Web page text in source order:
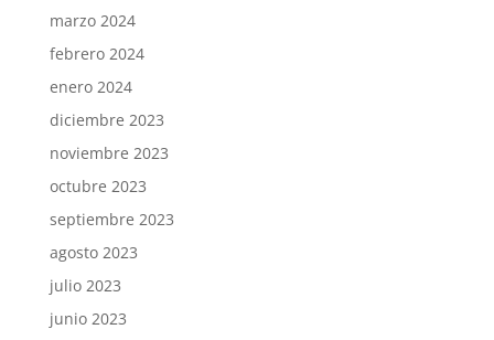
marzo 2024
febrero 2024
enero 2024
diciembre 2023
noviembre 2023
octubre 2023
septiembre 2023
agosto 2023
julio 2023
junio 2023